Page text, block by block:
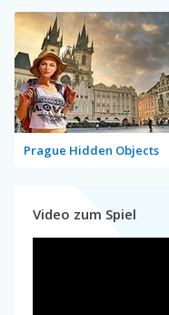
Prague Hidden Objects
Video zum Spiel